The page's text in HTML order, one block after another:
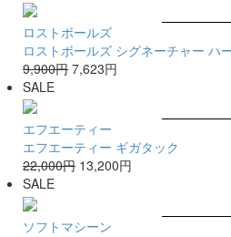
ロストボールズ
ロストボールズ シグネーチャー ハ
9,900円 7,623円
SALE
エフエーティー
エフエーティー ギガタック
22,000円 13,200円
SALE
ソフトマシーン